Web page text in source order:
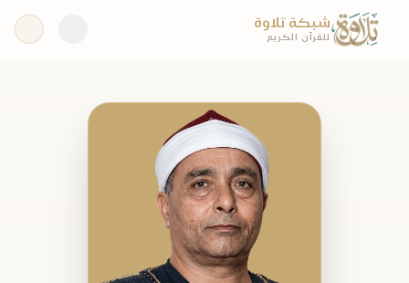
شبكة تلاوة
للقرآن الكريم